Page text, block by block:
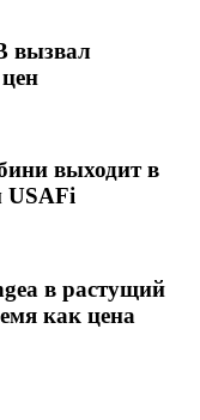
вызвал
выходит в
USAFi
в растущий
как цена